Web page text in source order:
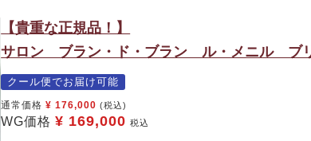
【貴重な正規品！】
サロン ブラン・ド・ブラン ル・メニル ブ
クール便でお届け可能
通常価格 ¥ 176,000 (税込)
WG価格 ¥ 169,000 税込